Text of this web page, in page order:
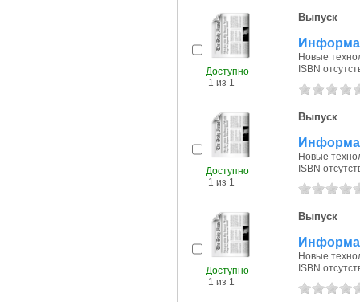
Доступно
1 из 1
Выпуск
Новые
ISBN
Доступно
1 из 1
Выпуск
Новые
ISBN
Доступно
1 из 1
Выпуск
Новые
ISBN